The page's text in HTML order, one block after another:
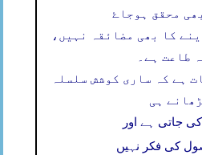
محقق ہوجاۓ
کا بھی مضائقہ نہیں،
طاعت ہے۔
ہے کہ ساری کوشش سلسلہ
ہی
جاتی ہے اور
کی فکر نہیں